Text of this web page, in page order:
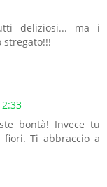
deliziosi... ma i
bontà! Invece tu
Ti abbraccio a